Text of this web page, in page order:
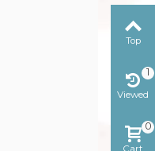
Top
Viewed
1
Cart
0